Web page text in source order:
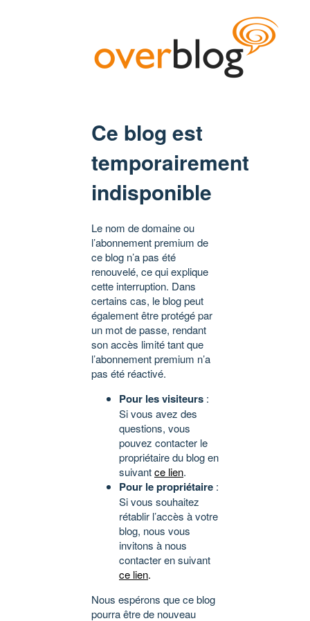
Ce blog est
temporairement
indisponible
Le nom de domaine ou
l’abonnement premium de
ce blog n’a pas été
renouvelé, ce qui explique
cette interruption. Dans
certains cas, le blog peut
également être protégé par
un mot de passe, rendant
son accès limité tant que
l’abonnement premium n’a
pas été réactivé.
Pour les visiteurs :
Si vous avez des
questions, vous
pouvez contacter le
propriétaire du blog en
suivantce lien.
Pour le propriétaire :
Si vous souhaitez
rétablir l’accès à votre
blog, nous vous
invitons à nous
contacter en suivant
ce lien.
Nous espérons que ce blog
pourra être de nouveau